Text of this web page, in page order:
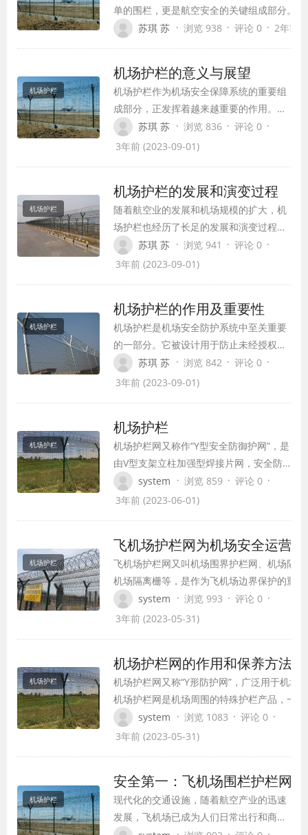
单的围栏，更是航空安全的关键组成部分。
未经授权的进入到防止野生动物干扰，机场
苏琪 苏 · 浏览 938 · 评论 0 · 2年前
机场护栏
机场护栏的意义与展望
机场护栏作为机场安全保障系统的重要组
成部分，正发挥着越来越重要的作用。以
往，机场护栏主要起到了边界划定和安全
隔离的作用，但随着技术的发展和安全意
苏琪 苏 · 浏览 836 · 评论 0 ·
3年前 (2023-09-01)
机场护栏
机场护栏的发展和演变过程
随着航空业的发展和机场规模的扩大，机
场护栏也经历了长足的发展和演变过程。
从最基础的栅栏到现如今的智能护栏系
统，机场护栏在技术和功能方面都取得了
苏琪 苏 · 浏览 941 · 评论 0 ·
3年前 (2023-09-01)
机场护栏
机场护栏的作用及重要性
机场护栏是机场安全防护系统中至关重要
的一部分。它被设计用于防止未经授权的
人员进入机场跑道、停机坪以及其他敏感
区域，确保飞机和乘客的安全。护栏的作
苏琪 苏 · 浏览 842 · 评论 0 ·
3年前 (2023-09-01)
机场护栏
机场护栏
机场护栏网又称作“Y型安全防御护网”，是
由V型支架立柱加强型焊接片网，安全防
盗连接件和热镀锌刀片刺网组成强度和安
全防御性级别很高。被广泛应用在机场，
system · 浏览 859 · 评论 0 ·
3年前 (2023-06-01)
机场护栏
飞机场护栏网为机场安全运营
飞机场护栏网又叫机场围界护栏网、机场隔
机场隔离栅等，是作为飞机场边界保护的重
施，防止对机场设施的破坏，保证机场安全
行更加顺利。
system · 浏览 993 · 评论 0 ·
3年前 (2023-05-31)
机场护栏
机场护栏网的作用和保养方法
机场护栏网又称“Y形防护网”，广泛用于机场
机场护栏网是机场周围的特殊护栏产品，一
碳钢丝或铝合金丝焊接而成。在机场护栏网
和螺丝将提高机场护栏网的安全指数，此外
system · 浏览 1083 · 评论 0 ·
3年前 (2023-05-31)
机场护栏
安全第一：飞机场围栏护栏网
现代化的交通设施，随着航空产业的迅速
发展，飞机场已成为人们日常出行和商务